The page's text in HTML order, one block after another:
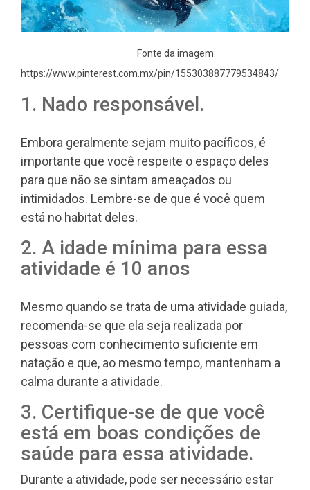
Fonte da imagem:
https://www.pinterest.com.mx/pin/155303887779534843/
1. Nado responsável.
Embora geralmente sejam muito pacíficos, é
importante que você respeite o espaço deles
para que não se sintam ameaçados ou
intimidados. Lembre-se de que é você quem
está no habitat deles.
2. A idade mínima para essa
atividade é 10 anos
Mesmo quando se trata de uma atividade guiada,
recomenda-se que ela seja realizada por
pessoas com conhecimento suficiente em
natação e que, ao mesmo tempo, mantenham a
calma durante a atividade.
3. Certifique-se de que você
está em boas condições de
saúde para essa atividade.
Durante a atividade, pode ser necessário estar